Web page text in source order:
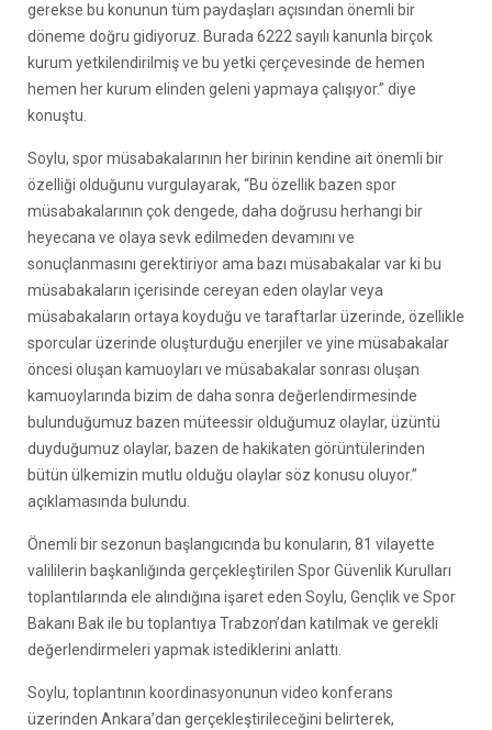
gerekse bu konunun tüm paydaşları açısından önemli bir
döneme doğru gidiyoruz. Burada 6222 sayılı kanunla birçok
kurum yetkilendirilmiş ve bu yetki çerçevesinde de hemen
hemen her kurum elinden geleni yapmaya çalışıyor.” diye
konuştu.
Soylu, spor müsabakalarının her birinin kendine ait önemli bir
özelliği olduğunu vurgulayarak, “Bu özellik bazen spor
müsabakalarının çok dengede, daha doğrusu herhangi bir
heyecana ve olaya sevk edilmeden devamını ve
sonuçlanmasını gerektiriyor ama bazı müsabakalar var ki bu
müsabakaların içerisinde cereyan eden olaylar veya
müsabakaların ortaya koyduğu ve taraftarlar üzerinde, özellikle
sporcular üzerinde oluşturduğu enerjiler ve yine müsabakalar
öncesi oluşan kamuoyları ve müsabakalar sonrası oluşan
kamuoylarında bizim de daha sonra değerlendirmesinde
bulunduğumuz bazen müteessir olduğumuz olaylar, üzüntü
duyduğumuz olaylar, bazen de hakikaten görüntülerinden
bütün ülkemizin mutlu olduğu olaylar söz konusu oluyor.”
açıklamasında bulundu.
Önemli bir sezonun başlangıcında bu konuların, 81 vilayette
valililerin başkanlığında gerçekleştirilen Spor Güvenlik Kurulları
toplantılarında ele alındığına işaret eden Soylu, Gençlik ve Spor
Bakanı Bak ile bu toplantıya Trabzon’dan katılmak ve gerekli
değerlendirmeleri yapmak istediklerini anlattı.
Soylu, toplantının koordinasyonunun video konferans
üzerinden Ankara’dan gerçekleştirileceğini belirterek,